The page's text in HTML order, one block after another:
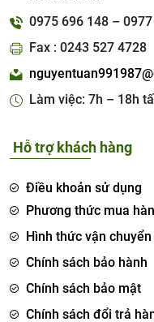
0975 696 148 –
Fax : 0243 527 4728
Làm việc: 7h – 18h
Hỗ trợ khách hàng
Điều khoản sử dụng
Phương thức mua
Hình thức vận chuyển
Chính sách bảo hành
Chính sách bảo mật
Chính sách đổi trả